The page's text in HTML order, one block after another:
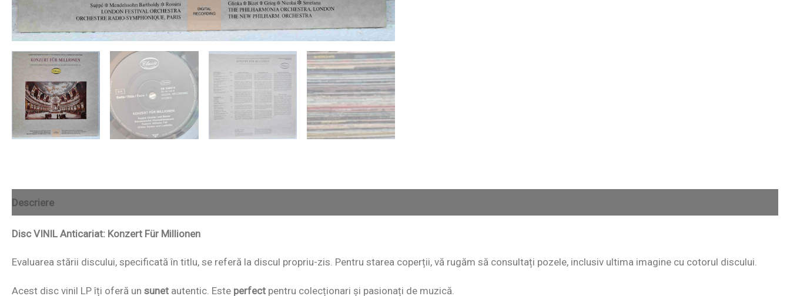
Descriere
Disc VINIL Anticariat: Konzert Für Millionen
Evaluarea stării discului, specificată în titlu, se referă la discul propriu-zis. Pentru starea coperții, vă rugăm să consultați pozele, inclusiv ultima imagine cu cotorul discului.
Acest disc vinil LP îți oferă un sunet autentic. Este perfect pentru colecționari și pasionați de muzică.